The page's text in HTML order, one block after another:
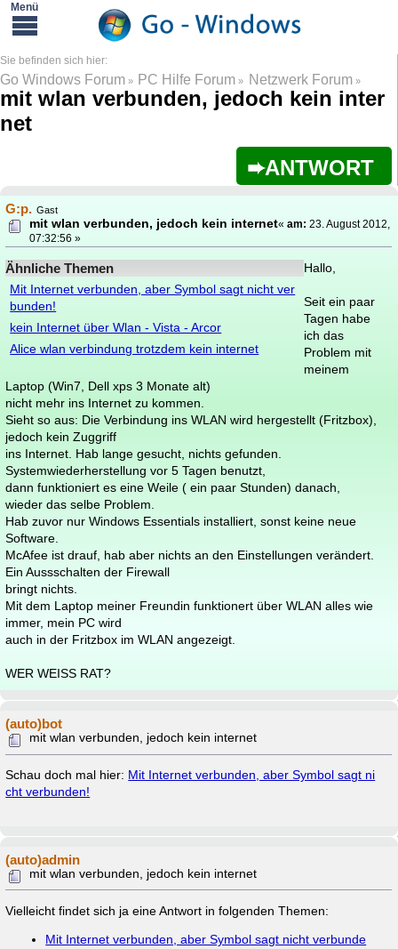
Go Windows Forum » PC Hilfe Forum » Netzwerk Forum»
mit wlan verbunden, jedoch kein inter
net
ANTWORT
G:p. Gast
mit wlan verbunden, jedoch kein internet«am: 23. August 2012,
07:32:56 »
Ähnliche Themen
Mit Internet verbunden, aber Symbol sagt nicht ver
bunden!
kein Internet über Wlan - Vista - Arcor
Alice wlan verbindung trotzdem kein internet
Hallo,
Seit ein paar
Tagen habe
ich das
Problem mit
meinem
Laptop (Win7, Dell xps 3 Monate alt)
nicht mehr ins Internet zu kommen.
Sieht so aus: Die Verbindung ins WLAN wird hergestellt (Fritzbox),
jedoch kein Zuggriff
ins Internet. Hab lange gesucht, nichts gefunden.
Systemwiederherstellung vor 5 Tagen benutzt,
dann funktioniert es eine Weile ( ein paar Stunden) danach,
wieder das selbe Problem.
Hab zuvor nur Windows Essentials installiert, sonst keine neue
Software.
McAfee ist drauf, hab aber nichts an den Einstellungen verändert.
Ein Aussschalten der Firewall
bringt nichts.
Mit dem Laptop meiner Freundin funktionert über WLAN alles wie
immer, mein PC wird
auch in der Fritzbox im WLAN angezeigt.
WER WEISS RAT?
(auto)bot
mit wlan verbunden, jedoch kein internet
Schau doch mal hier: Mit Internet verbunden, aber Symbol sagt ni
cht verbunden!
(auto)admin
mit wlan verbunden, jedoch kein internet
Vielleicht findet sich ja eine Antwort in folgenden Themen:
Mit Internet verbunden, aber Symbol sagt nicht verbunde